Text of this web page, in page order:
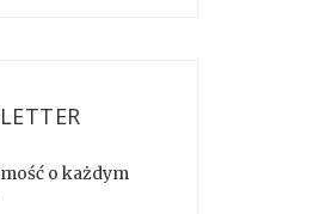
o każdym